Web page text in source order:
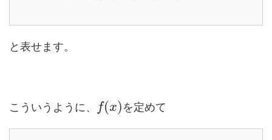
と表せます。
こういうように、 f(x)を定めて